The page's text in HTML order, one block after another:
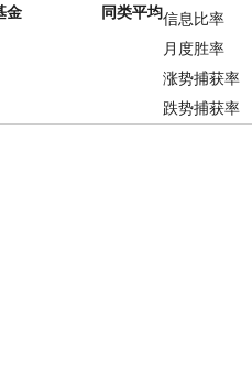
金 同类平均信息比率
月度胜率
涨势捕获率
跌势捕获率